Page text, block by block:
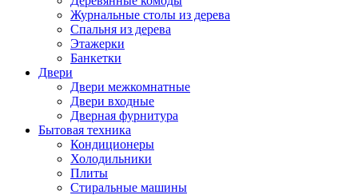
Журнальные столы из дерева
Спальня из дерева
Этажерки
Банкетки
Двери
Двери межкомнатные
Двери входные
Дверная фурнитура
Бытовая техника
Кондиционеры
Холодильники
Плиты
Стиральные машины